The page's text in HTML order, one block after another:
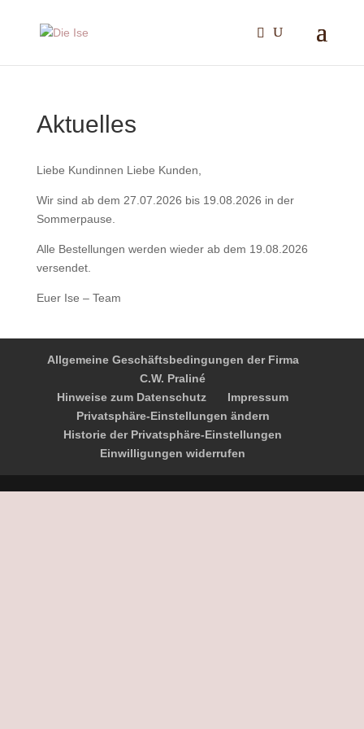
Aktuelles
Liebe Kundinnen Liebe Kunden,
Wir sind ab dem 27.07.2026 bis 19.08.2026 in der
Sommerpause.
Alle Bestellungen werden wieder ab dem 19.08.2026
versendet.
Euer Ise – Team
Allgemeine Geschäftsbedingungen der Firma
C.W. Praliné
Hinweise zum Datenschutz
Impressum
Privatsphäre-Einstellungen ändern
Historie der Privatsphäre-Einstellungen
Einwilligungen widerrufen